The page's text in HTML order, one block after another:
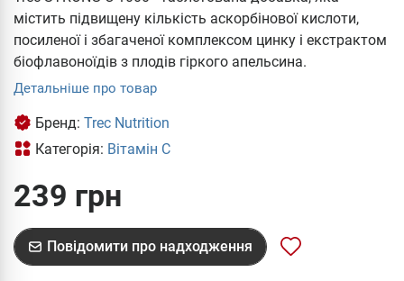
містить підвищену кількість аскорбінової кислоти,
посиленої і збагаченої комплексом цинку і екстрактом
біофлавоноїдів з плодів гіркого апельсина.
Детальніше про товар
Бренд: Trec Nutrition
Категорія: Вітамін С
239 грн
Повідомити про надходження